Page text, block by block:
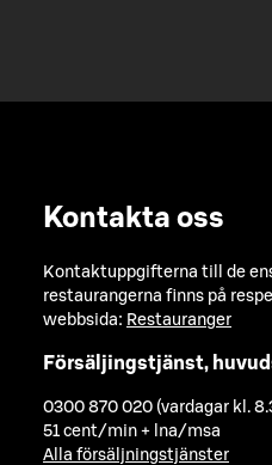
Kontakta oss
Kontaktuppgifterna till de
restaurangerna finns på
webbsida: Restauranger
Försäljingstjänst,
0300 870 020 (vardagar kl.
51 cent/min + lna/msa
Alla försäljningstjänster